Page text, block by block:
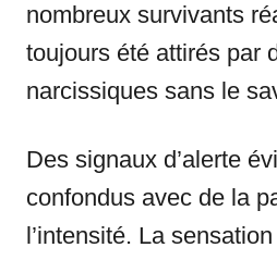
nombreux survivants
toujours été attirés par
narcissiques sans le
Des signaux d’alerte
confondus avec de la
l’intensité. La